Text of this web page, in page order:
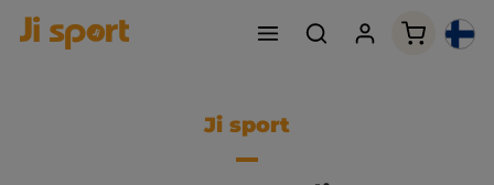
Ji sport